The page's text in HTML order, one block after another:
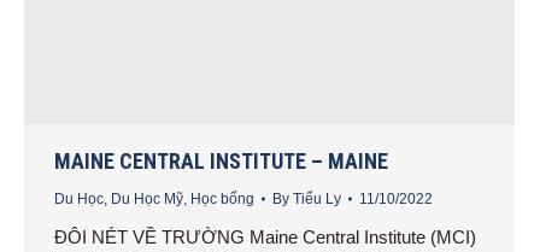
MAINE CENTRAL INSTITUTE – MAINE
Du Học Du Học Mỹ Học bổng By Tiểu Ly 11/10/2022
ĐÔI NÉT VỀ TRƯỜNG Maine Central Institute (MCI)